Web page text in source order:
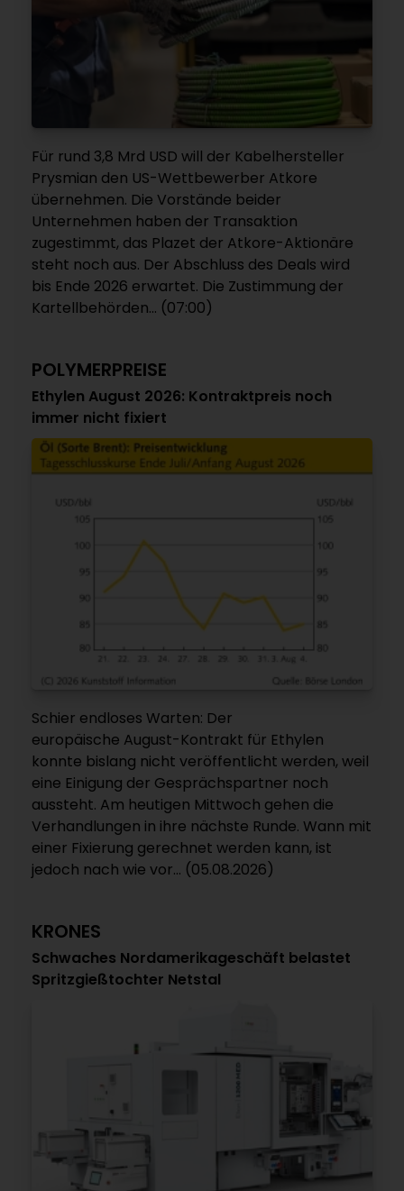
Für rund 3,8 Mrd USD will der Kabelhersteller
Prysmian den US-Wettbewerber Atkore
übernehmen. Die Vorstände beider
Unternehmen haben der Transaktion
zugestimmt, das Plazet der Atkore-Aktionäre
steht noch aus. Der Abschluss des Deals wird
bis Ende 2026 erwartet. Die Zustimmung der
Kartellbehörden... (07:00)
POLYMERPREISE
Ethylen August 2026: Kontraktpreis noch
immer nicht fixiert
Schier endloses Warten: Der
europäische August-Kontrakt für Ethylen
konnte bislang nicht veröffentlicht werden, weil
eine Einigung der Gesprächspartner noch
aussteht. Am heutigen Mittwoch gehen die
Verhandlungen in ihre nächste Runde. Wann mit
einer Fixierung gerechnet werden kann, ist
jedoch nach wie vor... (05.08.2026)
KRONES
Schwaches Nordamerikageschäft belastet
Spritzgießtochter Netstal